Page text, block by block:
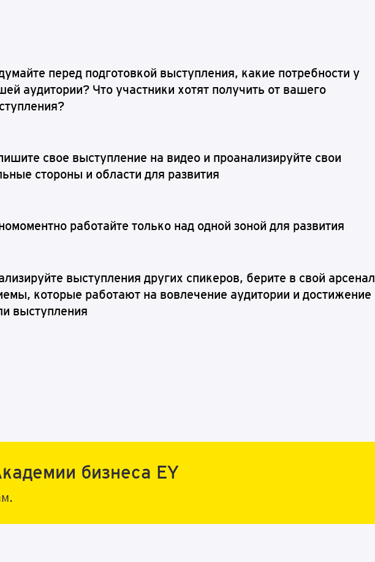
перед подготовкой выступления, какие потребности у
аудитории? Что участники хотят получить от вашего
свое выступление на видео и проанализируйте свои
стороны и области для развития
работайте только над одной зоной для развития
выступления других спикеров, берите в свой арсенал
которые работают на вовлечение аудитории и достижение
выступления
игры и тимбилдинги
бизнеса EY